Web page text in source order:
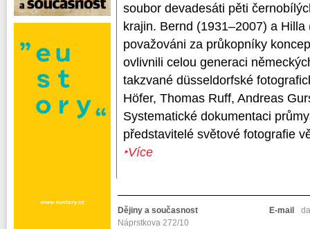
soubor devadesáti pěti
krajin. Bernd (1931–2007) a
považováni za průkopníky
ovlivnili celou generaci
takzvané düsseldorfské
Höfer, Thomas Ruff, Andreas
Systematické dokumentaci
představitelé světové fotografie
‣Více
Dějiny a současnost
Náprstkova 272/10
E-mail